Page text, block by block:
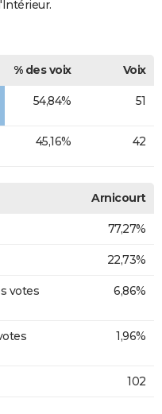
% des voix
Voix
54,84% 51
45,16% 42
Arnicourt
77,27%
22,73%
votes
6,86%
1,96%
102